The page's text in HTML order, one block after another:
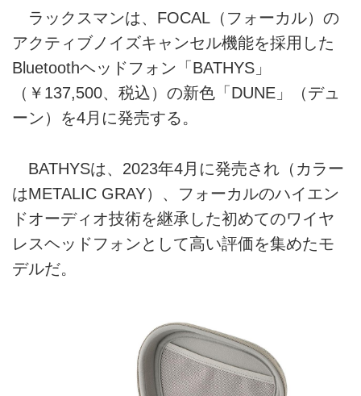
ラックスマンは、FOCAL（フォーカル）の
アクティブノイズキャンセル機能を採用した
Bluetoothヘッドフォン「BATHYS」
（￥137,500、税込）の新色「DUNE」（デュ
ーン）を4月に発売する。
BATHYSは、2023年4月に発売され（カラー
はMETALIC GRAY）、フォーカルのハイエン
ドオーディオ技術を継承した初めてのワイヤ
レスヘッドフォンとして高い評価を集めたモ
デルだ。